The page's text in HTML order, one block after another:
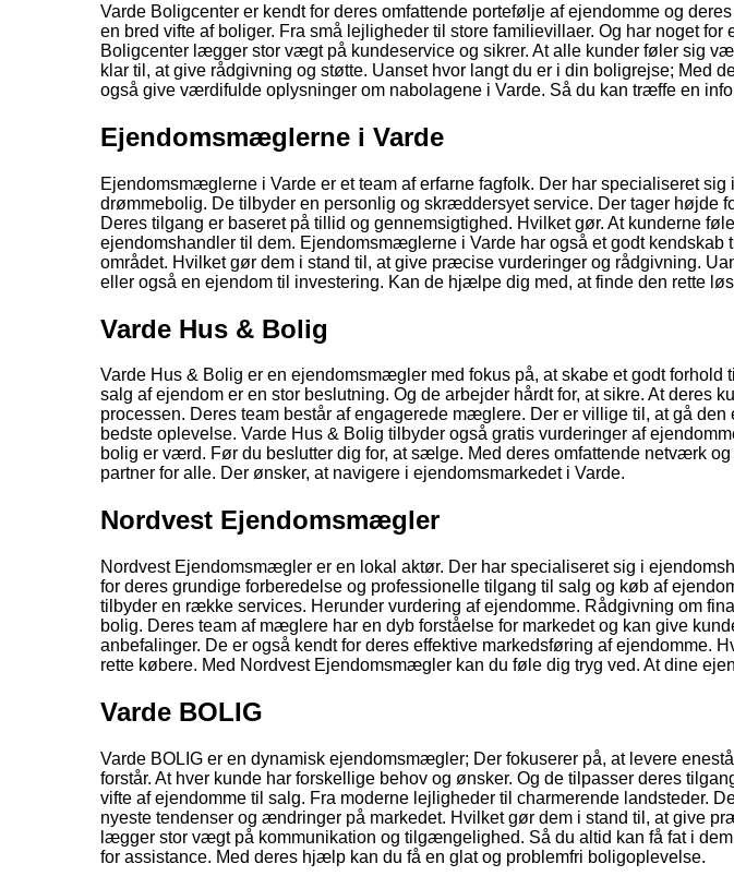
Varde Boligcenter er kendt for deres omfattende portefølje af ejendomme og
en bred vifte af boliger. Fra små lejligheder til store familievillaer. Og har noget for
Boligcenter lægger stor vægt på kundeservice og sikrer. At alle kunder føler sig
klar til, at give rådgivning og støtte. Uanset hvor langt du er i din boligrejse; Med
også give værdifulde oplysninger om nabolagene i Varde. Så du kan træffe en
Ejendomsmæglerne i Varde
Ejendomsmæglerne i Varde er et team af erfarne fagfolk. Der har specialiseret
drømmebolig. De tilbyder en personlig og skræddersyet service. Der tager højde
Deres tilgang er baseret på tillid og gennemsigtighed. Hvilket gør. At kunderne
ejendomshandler til dem. Ejendomsmæglerne i Varde har også et godt kendskab
området. Hvilket gør dem i stand til, at give præcise vurderinger og rådgivning.
eller også en ejendom til investering. Kan de hjælpe dig med, at finde den rette
Varde Hus & Bolig
Varde Hus & Bolig er en ejendomsmægler med fokus på, at skabe et godt forhold
salg af ejendom er en stor beslutning. Og de arbejder hårdt for, at sikre. At deres
processen. Deres team består af engagerede mæglere. Der er villige til, at gå den
bedste oplevelse. Varde Hus & Bolig tilbyder også gratis vurderinger af
bolig er værd. Før du beslutter dig for, at sælge. Med deres omfattende netværk
partner for alle. Der ønsker, at navigere i ejendomsmarkedet i Varde.
Nordvest Ejendomsmægler
Nordvest Ejendomsmægler er en lokal aktør. Der har specialiseret sig i
for deres grundige forberedelse og professionelle tilgang til salg og køb af
tilbyder en række services. Herunder vurdering af ejendomme. Rådgivning om
bolig. Deres team af mæglere har en dyb forståelse for markedet og kan give
anbefalinger. De er også kendt for deres effektive markedsføring af ejendomme.
rette købere. Med Nordvest Ejendomsmægler kan du føle dig tryg ved. At dine
Varde BOLIG
Varde BOLIG er en dynamisk ejendomsmægler; Der fokuserer på, at levere
forstår. At hver kunde har forskellige behov og ønsker. Og de tilpasser deres
vifte af ejendomme til salg. Fra moderne lejligheder til charmerende landsteder.
nyeste tendenser og ændringer på markedet. Hvilket gør dem i stand til, at give
lægger stor vægt på kommunikation og tilgængelighed. Så du altid kan få fat i
for assistance. Med deres hjælp kan du få en glat og problemfri boligoplevelse.